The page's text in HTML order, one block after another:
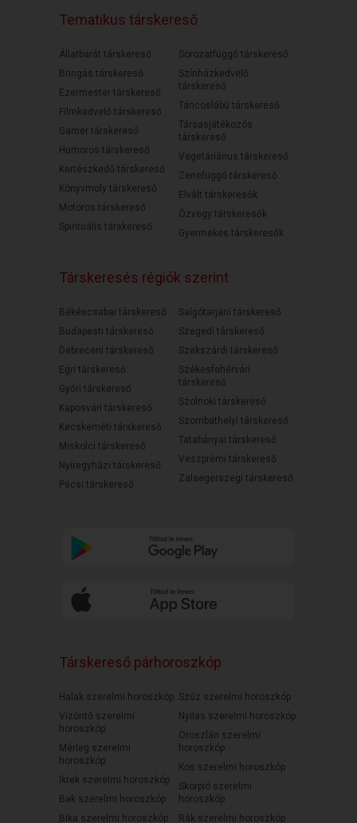
Tematikus társkereső
Állatbarát társkereső
Bringás társkereső
Ezermester társkereső
Filmkedvelő társkereső
Gamer társkereső
Humoros társkereső
Kertészkedő társkereső
Könyvmoly társkereső
Motoros társkereső
Spirituális társkereső
Sorozatfüggő társkereső
Színházkedvelő
társkereső
Táncoslábú társkereső
Társasjátékozós
társkereső
Vegetáriánus társkereső
Zenefüggő társkereső
Elvált társkeresők
Özvegy társkeresők
Gyermekes társkeresők
Társkeresés régiók szerint
Békéscsabai társkereső
Budapesti társkereső
Debreceni társkereső
Egri társkereső
Győri társkereső
Kaposvári társkereső
Kecskeméti társkereső
Miskolci társkereső
Nyíregyházi társkereső
Pécsi társkereső
Salgótarjáni társkereső
Szegedi társkereső
Szekszárdi társkereső
Székesfehérvári
társkereső
Szolnoki társkereső
Szombathelyi társkereső
Tatabányai társkereső
Veszprémi társkereső
Zalaegerszegi társkereső
Társkereső párhoroszkóp
Halak szerelmi horoszkóp
Vízöntő szerelmi
horoszkóp
Mérleg szerelmi
horoszkóp
Ikrek szerelmi horoszkóp
Bak szerelmi horoszkóp
Bika szerelmi horoszkóp
Szűz szerelmi horoszkóp
Nyilas szerelmi horoszkóp
Oroszlán szerelmi
horoszkóp
Kos szerelmi horoszkóp
Skorpió szerelmi
horoszkóp
Rák szerelmi horoszkóp